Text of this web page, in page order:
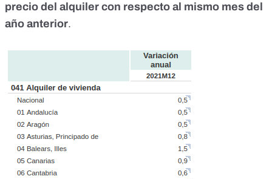
precio del alquiler con respecto al mismo mes del
año anterior.